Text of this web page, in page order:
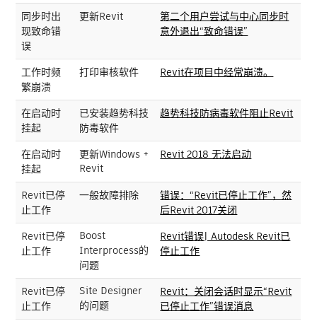
同步时出
现致命错
误
更新Revit
第二个用户尝试与中心同步时
意外退出“致命错误”
工作时频
繁崩溃
打印审核软件 Revit在项目中经常崩溃。
在启动时
挂起
已安装趋势科技
防毒软件
趋势科技防病毒软件阻止Revit
在启动时
挂起
更新Windows +
Revit
Revit 2018 无法启动
Revit已停
止工作
一般故障排除
错误：“Revit已停止工作”，然
后Revit 2017关闭
Revit已停
止工作
Boost
Interprocess的
问题
Revit错误| Autodesk Revit已
停止工作
Revit已停
止工作
Site Designer
的问题
Revit：关闭会话时显示“Revit
已停止工作”错误消息